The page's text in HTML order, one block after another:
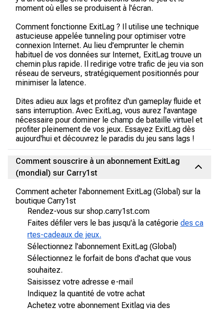
moment où elles se produisent à l'écran.
Comment fonctionne ExitLag ? Il utilise une technique
astucieuse appelée tunneling pour optimiser votre
connexion Internet. Au lieu d'emprunter le chemin
habituel de vos données sur Internet, ExitLag trouve un
chemin plus rapide. Il redirige votre trafic de jeu via son
réseau de serveurs, stratégiquement positionnés pour
minimiser la latence.
Dites adieu aux lags et profitez d'un gameplay fluide et
sans interruption. Avec ExitLag, vous aurez l'avantage
nécessaire pour dominer le champ de bataille virtuel et
profiter pleinement de vos jeux. Essayez ExitLag dès
aujourd'hui et découvrez le paradis du jeu sans lags !
Comment souscrire à un abonnement ExitLag
(mondial) sur Carry1st
Comment acheter l'abonnement ExitLag (Global) sur la
boutique Carry1st
Rendez-vous sur shop.carry1st.com
Faites défiler vers le bas jusqu'à la catégorie des ca
rtes-cadeaux de jeux.
Sélectionnez l'abonnement ExitLag (Global)
Sélectionnez le forfait de bons d'achat que vous
souhaitez.
Saisissez votre adresse e-mail
Indiquez la quantité de votre achat
Achetez votre abonnement Exitlag via des